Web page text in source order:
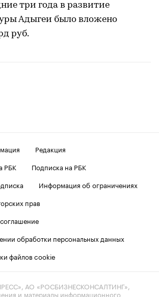
три года в развитие
Адыгеи было вложено
руб.
Редакция
РБК
Подписка на РБК
Информация об ограничениях
прав
обработки персональных данных
файлов cookie
АО «РОСБИЗНЕСКОНСАЛТИНГ»,
и материалы информационного